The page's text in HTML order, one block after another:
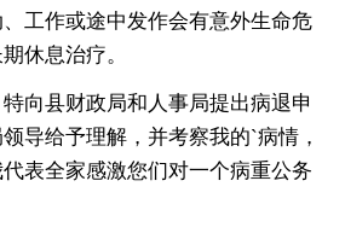
工作或途中发作会有意外生命危
休息治疗。
县财政局和人事局提出病退申
导给予理解，并考察我的`病情，
表全家感激您们对一个病重公务